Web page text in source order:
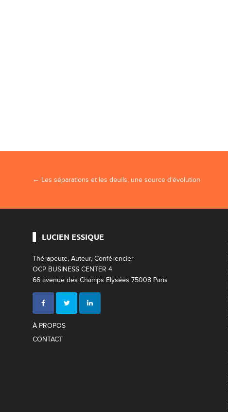
← Les séparations et les deuils, une source d’évolution
LUCIEN ESSIQUE
Thérapeute, Auteur, Conférencier
OCP BUSINESS CENTER 4
66 avenue des Champs Elysées 75008 Paris
À PROPOS
CONTACT